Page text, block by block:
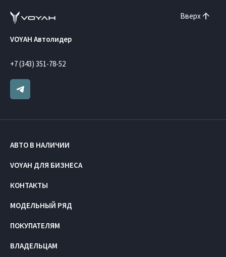
Вверх
VOYAH Автолидер
+7 (343) 351-78-52
АВТО В НАЛИЧИИ
VOYAH ДЛЯ БИЗНЕСА
КОНТАКТЫ
МОДЕЛЬНЫЙ РЯД
ПОКУПАТЕЛЯМ
ВЛАДЕЛЬЦАМ